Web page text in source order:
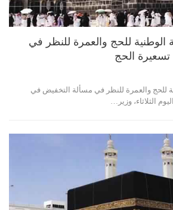
الوطنية للحج والعمرة للنظر في
الحج
للحج والعمرة للنظر في مسألة التخفيض في
الثلاثاء، وزير…